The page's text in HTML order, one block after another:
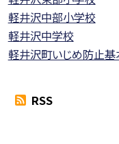
軽井沢中部小学校
軽井沢中学校
軽井沢町いじめ防止
RSS